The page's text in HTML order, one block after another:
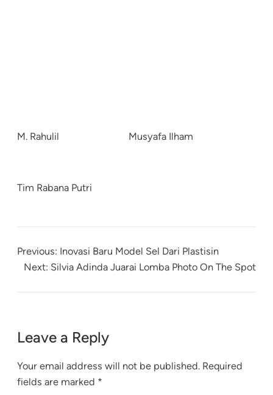
M. Rahulil Musyafa Ilham
Tim Rabana Putri
Previous: Inovasi Baru Model Sel Dari Plastisin
Next: Silvia Adinda Juarai Lomba Photo On The Spot
Leave a Reply
Your email address will not be published. Required
fields are marked *